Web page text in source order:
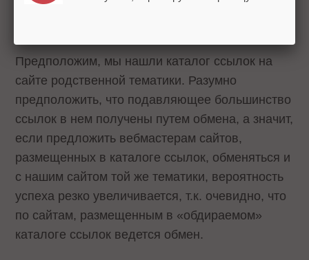
Предположим, мы нашли каталог ссылок на
сайте родственной тематики. Разумно
предположить, что подавляющее большинство
ссылок в нем получены путем обмена, а значит,
если предложить вебмастерам сайтов,
размещенных в каталоге ссылок, обменяться и
с нашим сайтом той же тематики, вероятность
успеха резко увеличивается, т.к. очевидно, что
по сайтам, размещенным в «обдираемом»
каталоге ссылок ведется обмен.